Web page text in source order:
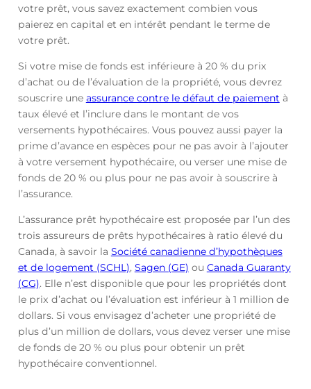
votre prêt, vous savez exactement combien vous
paierez en capital et en intérêt pendant le terme de
votre prêt.
Si votre mise de fonds est inférieure à 20 % du prix
d’achat ou de l’évaluation de la propriété, vous devrez
souscrire une assurance contre le défaut de paiementà
taux élevé et l’inclure dans le montant de vos
versements hypothécaires. Vous pouvez aussi payer la
prime d’avance en espèces pour ne pas avoir à l’ajouter
à votre versement hypothécaire, ou verser une mise de
fonds de 20 % ou plus pour ne pas avoir à souscrire à
l’assurance.
L’assurance prêt hypothécaire est proposée par l’un des
trois assureurs de prêts hypothécaires à ratio élevé du
Canada, à savoir la Société canadienne d’hypothèques
et de logement (SCHL), Sagen (GE) ou Canada Guaranty
(CG). Elle n’est disponible que pour les propriétés dont
le prix d’achat ou l’évaluation est inférieur à 1 million de
dollars. Si vous envisagez d’acheter une propriété de
plus d’un million de dollars, vous devez verser une mise
de fonds de 20 % ou plus pour obtenir un prêt
hypothécaire conventionnel.